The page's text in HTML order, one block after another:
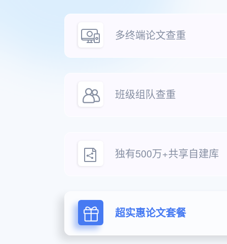
多终端论文查重
班级组队查重
独有500万+共享自建库
超实惠论文套餐